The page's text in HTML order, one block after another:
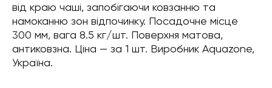
від краю чаші, запобігаючи ковзанню та
намоканню зон відпочинку. Посадочне місце
300 мм, вага 8.5 кг/шт. Поверхня матова,
антиковзна. Ціна — за 1 шт. Виробник Aquazone,
Україна.